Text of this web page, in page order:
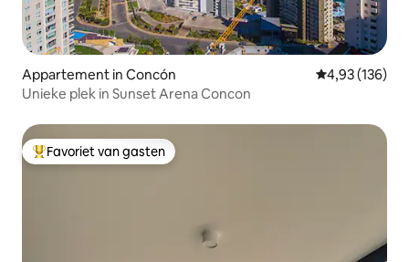
Appartement in Concón Gemiddelde
4,93 (136)
Unieke plek in Sunset Arena Concon
Topfavoriet van gasten
Favoriet van gasten